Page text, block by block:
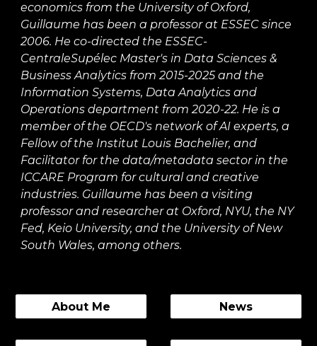
economics from the University of Oxford,
Guillaume has been a professor at ESSEC since
2006. He co-directed the ESSEC-
CentraleSupélec Master's in Data Sciences &
Business Analytics from 2015-2025 and the
Information Systems, Data Analytics and
Operations department from 2020-22. He is a
member of the OECD's network of AI experts, a
Fellow of the Institut Louis Bachelier, and
Facilitator for the data/metadata sector in the
ICCARE Program for cultural and creative
industries. Guillaume has been a visiting
professor and researcher at Oxford, NYU, the NY
Fed, Keio University, and the University of New
South Wales, among others.
About Me News